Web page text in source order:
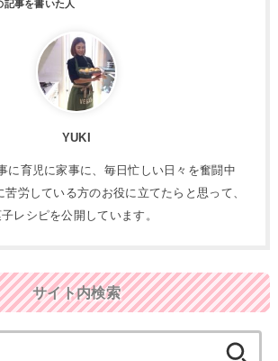
YUKI
に育児に家事に、毎日忙しい日々を奮闘中
労している方のお役に立てたらと思って、
レシピを公開しています。
サイト内検索